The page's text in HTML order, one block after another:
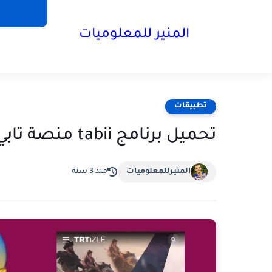
المنير للمعلوميات
تطبيقات
تحميل برنامج tabii منصة تابي لمشاهدة الأفلام والمسلسلات
المنيرللمعلوميات منذ 3 سنة